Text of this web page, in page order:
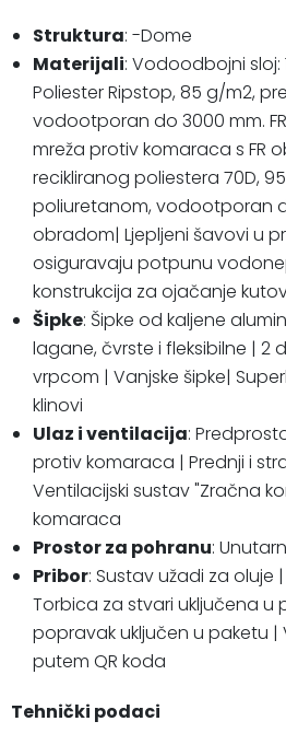
Struktura: -Dome
Materijali: Vodoodbojni sloj:
Poliester Ripstop, 85 g/m2,
vodootporan do 3000 mm.
mreža protiv komaraca s FR
recikliranog poliestera 70D,
poliuretanom, vodootporan
obradom| Ljepljeni šavovi u
osiguravaju potpunu
konstrukcija za ojačanje
Šipke: Šipke od kaljene
lagane, čvrste i fleksibilne | 2
vrpcom | Vanjske šipke|
klinovi
Ulaz i ventilacija:
protiv komaraca | Prednji i
Ventilacijski sustav "Zračna
komaraca
Prostor za pohranu:
Pribor: Sustav užadi za oluje
Torbica za stvari uključena u
popravak uključen u paketu
putem QR koda
Tehnički podaci